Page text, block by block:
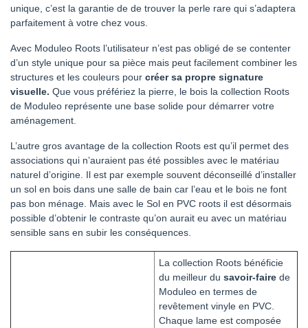
unique, c’est la garantie de de trouver la perle rare qui s’adaptera
parfaitement à votre chez vous.
Avec Moduleo Roots l’utilisateur n’est pas obligé de se contenter
d’un style unique pour sa pièce mais peut facilement combiner les
structures et les couleurs pour créer sa propre signature
visuelle. Que vous préfériez la pierre, le bois la collection Roots
de Moduleo représente une base solide pour démarrer votre
aménagement.
L’autre gros avantage de la collection Roots est qu’il permet des
associations qui n’auraient pas été possibles avec le matériau
naturel d’origine. Il est par exemple souvent déconseillé d’installer
un sol en bois dans une salle de bain car l’eau et le bois ne font
pas bon ménage. Mais avec le Sol en PVC roots il est désormais
possible d’obtenir le contraste qu’on aurait eu avec un matériau
sensible sans en subir les conséquences.
La collection Roots bénéficie
du meilleur du savoir-faire de
Moduleo en termes de
revêtement vinyle en PVC.
Chaque lame est composée